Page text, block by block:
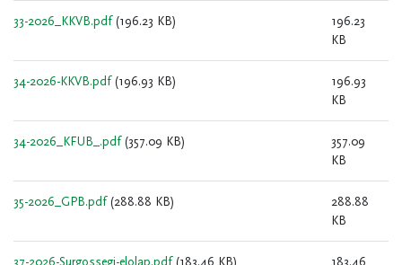
33-2026_KKVB.pdf (196.23 KB)
196.23
KB
34-2026-KKVB.pdf (196.93 KB)
196.93
KB
34-2026_KFUB_.pdf (357.09 KB)
357.09
KB
35-2026_GPB.pdf (288.88 KB)
288.88
KB